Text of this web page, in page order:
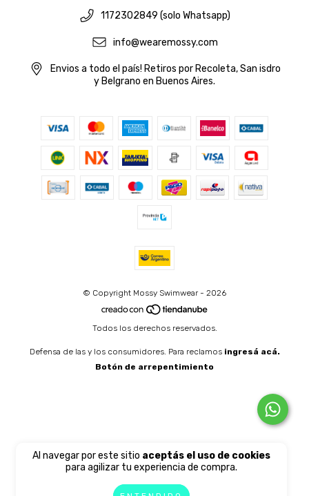
Al navegar por este sitio aceptás el uso de cookies
para agilizar tu experiencia de compra.
1172302849 (solo Whatsapp)
info@wearemossy.com
Envios a todo el país! Retiros por Recoleta, San isdro
y Belgrano en Buenos Aires.
© Copyright Mossy Swimwear - 2026
Todos los derechos reservados.
Defensa de las y los consumidores. Para reclamos ingresá acá.
Botón de arrepentimiento